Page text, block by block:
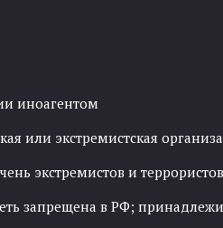
иноагентом
или экстремистская
экстремистов и
запрещена в РФ;